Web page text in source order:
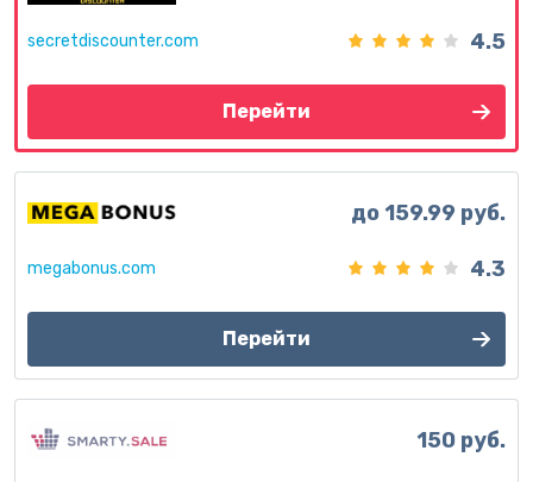
secretdiscounter.com 4.5
Перейти
megabonus.com
до 159.99 руб.
4.3
Перейти
150 руб.